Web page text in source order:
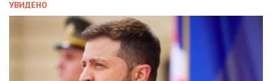
УВИДЕНО